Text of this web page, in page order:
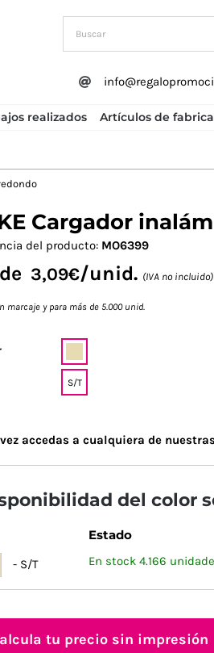
realizados Artículos de
Cargador
del producto: MO6399
3,09€/unid. (IVA no incluido)
marcaje y para más de 5.000 unid.
S/T
accedas a cualquiera de
del color
Estado
- S/T En stock 4.166
tu precio sin impresión